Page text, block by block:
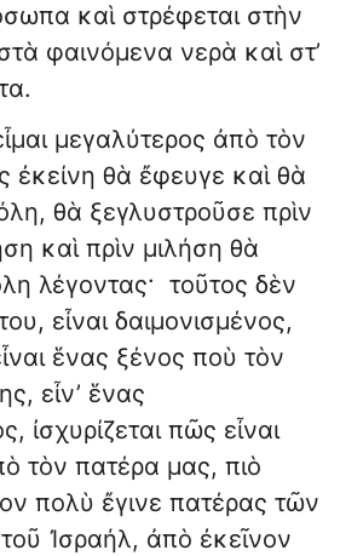
καὶ στρέφεται στὴν
φαινόμενα νερὰ καὶ στ’
μεγαλύτερος ἀπὸ τὸν
θὰ ἔφευγε καὶ θὰ
θὰ ξεγλυστροῦσε πρὶν
καὶ πρὶν μιλήση θὰ
λέγοντας· τοῦτος δὲν
εἶναι δαιμονισμένος,
ἕνας ξένος ποὺ τὸν
εἶν’ ἕνας
ἰσχυρίζεται πῶς εἶναι
τὸν πατέρα μας, πιὸ
πολὺ ἔγινε πατέρας τῶν
Ἰσραήλ, ἀπὸ ἐκεῖνον